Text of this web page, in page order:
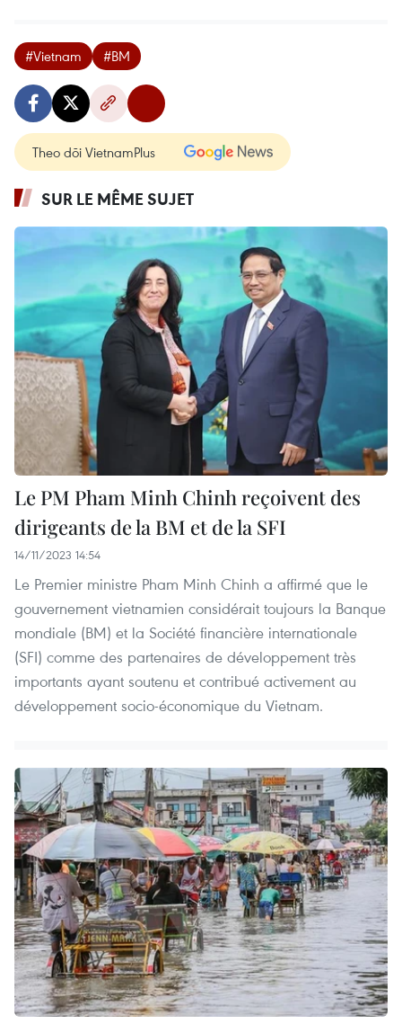
#Vietnam #BM
Theo dõi VietnamPlus
SUR LE MÊME SUJET
Le PM Pham Minh Chinh reçoivent des
dirigeants de la BM et de la SFI
14/11/2023 14:54
Le Premier ministre Pham Minh Chinh a affirmé que le
gouvernement vietnamien considérait toujours la Banque
mondiale (BM) et la Société financière internationale
(SFI) comme des partenaires de développement très
importants ayant soutenu et contribué activement au
développement socio-économique du Vietnam.